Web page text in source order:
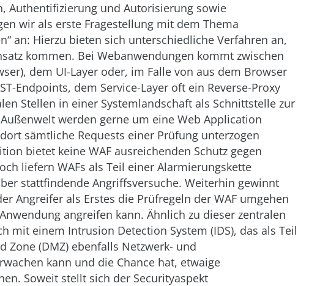
Authentifizierung und Autorisierung sowie
wir als erste Fragestellung mit dem Thema
an: Hierzu bieten sich unterschiedliche Verfahren an,
kommen. Bei Webanwendungen kommt zwischen
dem UI-Layer oder, im Falle von aus dem Browser
Endpoints, dem Service-Layer oft ein Reverse-Proxy
Stellen in einer Systemlandschaft als Schnittstelle zur
werden gerne um eine Web Application
sämtliche Requests einer Prüfung unterzogen
bietet keine WAF ausreichenden Schutz gegen
liefern WAFs als Teil einer Alarmierungskette
stattfindende Angriffsversuche. Weiterhin gewinnt
Angreifer als Erstes die Prüfregeln der WAF umgehen
angreifen kann. Ähnlich zu dieser zentralen
mit einem Intrusion Detection System (IDS), das als Teil
Zone (DMZ) ebenfalls Netzwerk- und
kann und die Chance hat, etwaige
Soweit stellt sich der Securityaspekt